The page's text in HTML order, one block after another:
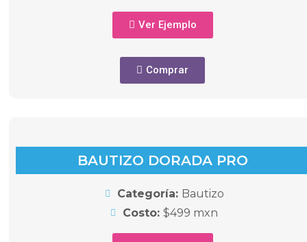
Ver Ejemplo
Comprar
BAUTIZO DORADA PRO
Categoría: Bautizo
Costo:$499 mxn